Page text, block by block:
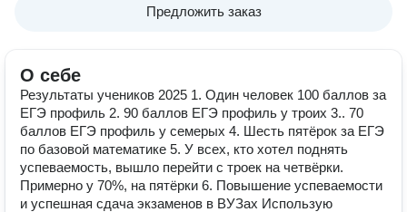
Предложить заказ
О себе
Результаты учеников 2025 1. Один человек 100 баллов за
ЕГЭ профиль 2. 90 баллов ЕГЭ профиль у троих 3.. 70
баллов ЕГЭ профиль у семерых 4. Шесть пятёрок за ЕГЭ
по базовой математике 5. У всех, кто хотел поднять
успеваемость, вышло перейти с троек на четвёрки.
Примерно у 70%, на пятёрки 6. Повышение успеваемости
и успешная сдача экзаменов в ВУЗах Использую